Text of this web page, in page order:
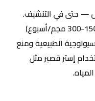
— حتى في التنشيف.
الجرعة بتكون أقل من مرحلة التضخيم (150-300 مجم/أسبوع)
الطبيعية ومنع
إستر قصير مثل